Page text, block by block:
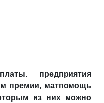
предприятия
премии, матпомощь
из них можно